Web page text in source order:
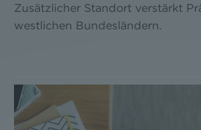
Zusätzlicher Standort verstärkt
westlichen Bundesländern.